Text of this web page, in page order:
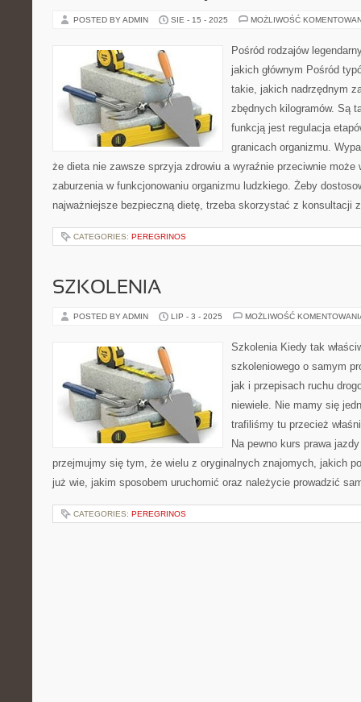
POSTED BY ADMIN SIE - 15 - 2025 MOŻLIWOŚĆ
Pośród rodzajów
jakich głównym Pośród
takie, jakich nadrzędnym
zbędnych kilogramów. Są
funkcją jest regulacja
granicach organizmu.
że dieta nie zawsze sprzyja zdrowiu a wyraźnie przeciwnie może
zaburzenia w funkcjonowaniu organizmu ludzkiego. Żeby
najważniejsze bezpieczną dietę, trzeba skorzystać z konsultacji
CATEGORIES: PEREGRINOS
SZKOLENIA
POSTED BY ADMIN LIP - 3 - 2025 MOŻLIWOŚĆ
Szkolenia Kiedy tak
szkoleniowego o samym
jak i przepisach ruchu
niewiele. Nie mamy się
trafiliśmy tu przecież
Na pewno kurs prawa
przejmujmy się tym, że wielu z oryginalnych znajomych, jakich
już wie, jakim sposobem uruchomić oraz należycie prowadzić
CATEGORIES: PEREGRINOS